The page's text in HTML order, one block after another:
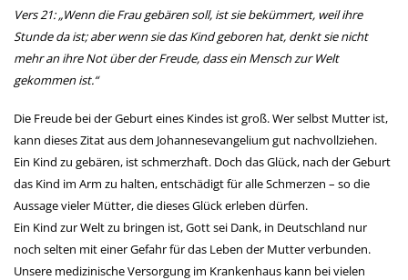
Vers 21: „Wenn die Frau gebären soll, ist sie bekümmert, weil ihre
Stunde da ist; aber wenn sie das Kind geboren hat, denkt sie nicht
mehr an ihre Not über der Freude, dass ein Mensch zur Welt
gekommen ist.“
Die Freude bei der Geburt eines Kindes ist groß. Wer selbst Mutter ist,
kann dieses Zitat aus dem Johannesevangelium gut nachvollziehen.
Ein Kind zu gebären, ist schmerzhaft. Doch das Glück, nach der Geburt
das Kind im Arm zu halten, entschädigt für alle Schmerzen – so die
Aussage vieler Mütter, die dieses Glück erleben dürfen.
Ein Kind zur Welt zu bringen ist, Gott sei Dank, in Deutschland nur
noch selten mit einer Gefahr für das Leben der Mutter verbunden.
Unsere medizinische Versorgung im Krankenhaus kann bei vielen